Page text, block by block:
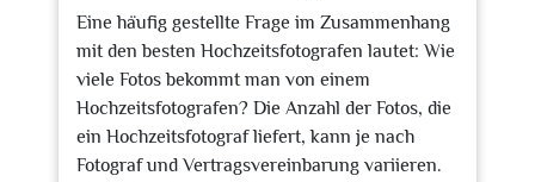
Eine häufig gestellte Frage im Zusammenhang
mit den besten Hochzeitsfotografen lautet: Wie
viele Fotos bekommt man von einem
Hochzeitsfotografen? Die Anzahl der Fotos, die
ein Hochzeitsfotograf liefert, kann je nach
Fotograf und Vertragsvereinbarung variieren.